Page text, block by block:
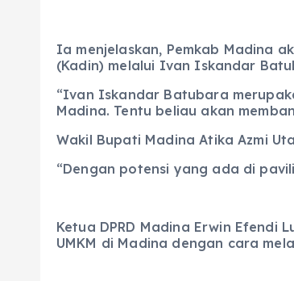
Ia menjelaskan, Pemkab Madina
(Kadin) melalui Ivan Iskandar
“Ivan Iskandar Batubara
Madina. Tentu beliau akan
Wakil Bupati Madina Atika Azmi
“Dengan potensi yang ada di
Ketua DPRD Madina Erwin Efendi
UMKM di Madina dengan cara